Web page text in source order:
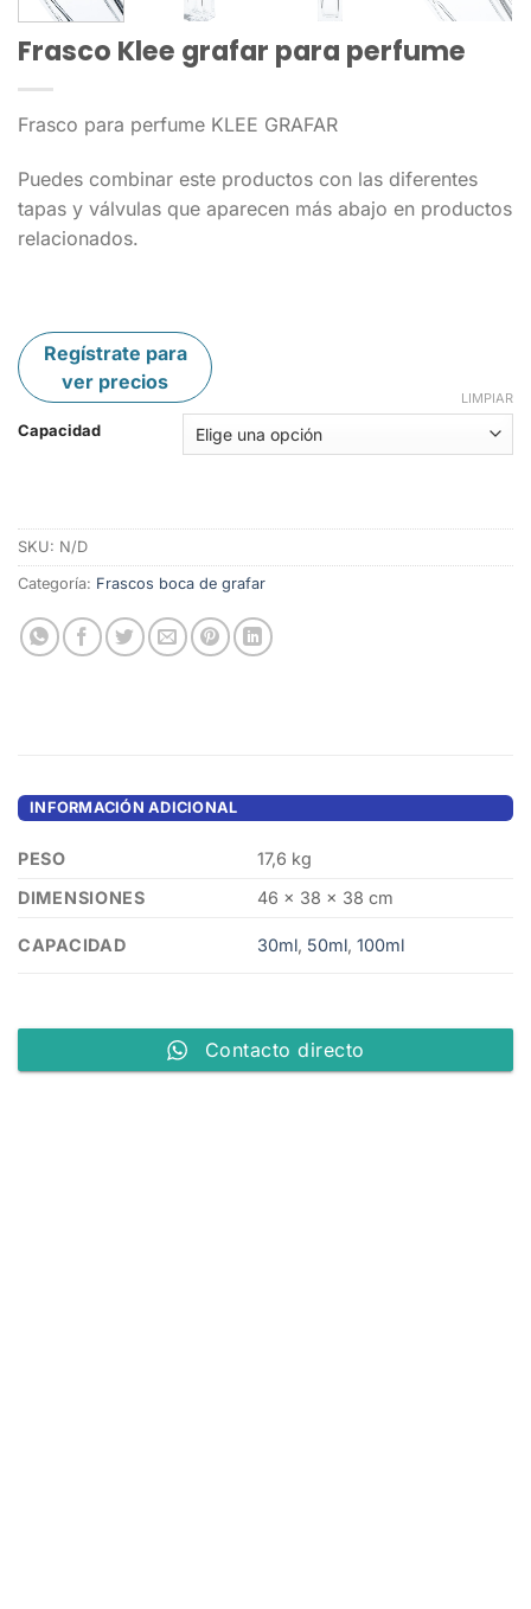
Frasco Klee grafar para perfume
Frasco para perfume KLEE GRAFAR
Puedes combinar este productos con las diferentes
tapas y válvulas que aparecen más abajo en productos
relacionados.
Regístrate para
ver precios
Capacidad
LIMPIAR
SKU: N/D
Categoría: Frascos boca de grafar
INFORMACIÓN ADICIONAL
PESO
17,6 kg
DIMENSIONES
46 × 38 × 38 cm
CAPACIDAD 30ml, 50ml,100ml
Contacto directo